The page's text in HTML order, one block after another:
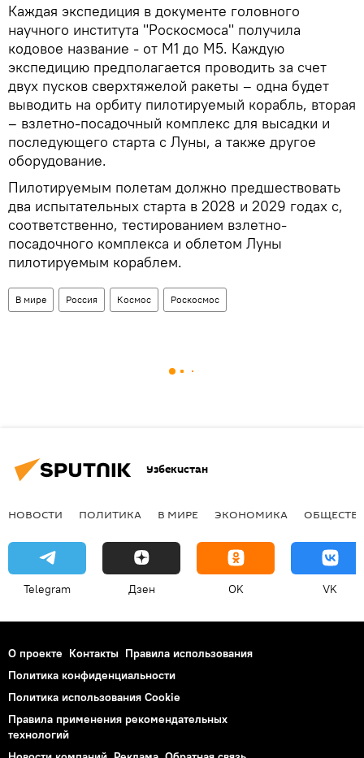
Каждая экспедиция в документе головного
научного института "Роскосмоса" получила
кодовое название - от М1 до М5. Каждую
экспедицию предполагается проводить за счет
двух пусков сверхтяжелой ракеты – одна будет
выводить на орбиту пилотируемый корабль, вторая
– взлетно-посадочный комплекс для высадки и
последующего старта с Луны, а также другое
оборудование.
Пилотируемым полетам должно предшествовать
два испытательных старта в 2028 и 2029 годах с,
соответственно, тестированием взлетно-
посадочного комплекса и облетом Луны
пилотируемым кораблем.
В мире Россия Космос Роскосмос
Узбекистан
НОВОСТИ ПОЛИТИКА В МИРЕ ЭКОНОМИКА
Telegram Дзен OK VK
О проекте Контакты Правила использования
Политика конфиденциальности
Политика использования Cookie
Правила применения рекомендательных
технологий